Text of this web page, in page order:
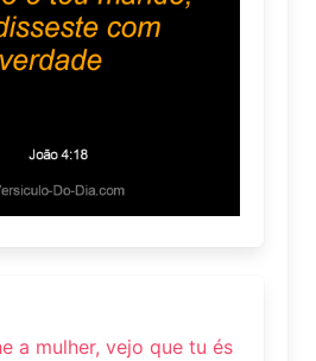
a mulher, vejo que tu és